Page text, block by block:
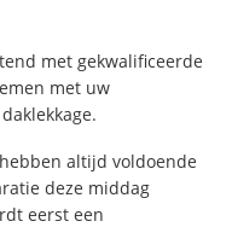
met gekwalificeerde
met uw
altijd voldoende
deze middag
eerst een